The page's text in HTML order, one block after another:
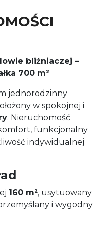
bliźniaczej –
700 m²
jednorodzinny
w spokojnej i
. Nieruchomość
funkcjonalny
indywidualnej
160 m², usytuowany
i wygodny